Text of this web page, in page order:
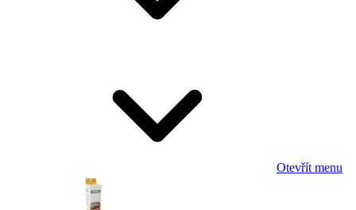
Otevřít menu